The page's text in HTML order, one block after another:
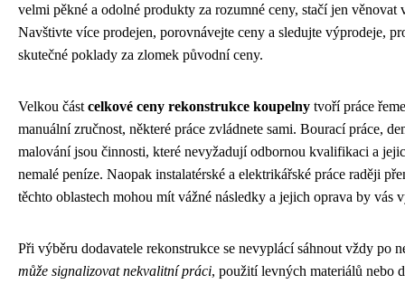
velmi pěkné a odolné produkty za rozumné ceny, stačí jen věnovat
Navštivte více prodejen, porovnávejte ceny a sledujte výprodeje,
skutečné poklady za zlomek původní ceny.
Velkou část celkové ceny rekonstrukce koupelny tvoří práce
manuální zručnost, některé práce zvládnete sami. Bourací práce,
malování jsou činnosti, které nevyžadují odbornou kvalifikaci a
nemalé peníze. Naopak instalatérské a elektrikářské práce raději
těchto oblastech mohou mít vážné následky a jejich oprava by vás
Při výběru dodavatele rekonstrukce se nevyplácí sáhnout vždy po
může signalizovat nekvalitní práci, použití levných materiálů nebo